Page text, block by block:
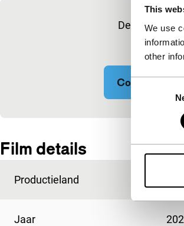
This
We use
other
Consent
Selection
Ingesloten inhoud van
Deze inhoud
Cookie-
Ingesloten inhoud van YouTube
Film details
Productieland
Jaar